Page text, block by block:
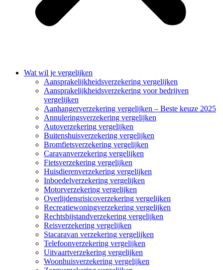
Wat wil je vergelijken
Aansprakelijkheidsverzekering vergelijken
Aansprakelijkheidsverzekering voor bedrijven
vergelijken
Aanhangerverzekering vergelijken – Beste keuze 2025
Annuleringsverzekering vergelijken
Autoverzekering vergelijken
Buitenshuisverzekering vergelijken
Bromfietsverzekering vergelijken
Caravanverzekering vergelijken
Fietsverzekering vergelijken
Huisdierenverzekering vergelijken
Inboedelverzekering vergelijken
Motorverzekering vergelijken
Overlijdensrisicoverzekering vergelijken
Recreatiewoningverzekering vergelijken
Rechtsbijstandverzekering vergelijken
Reisverzekering vergelijken
Stacaravan verzekering vergelijken
Telefoonverzekering vergelijken
Uitvaartverzekering vergelijken
Woonhuisverzekering vergelijken